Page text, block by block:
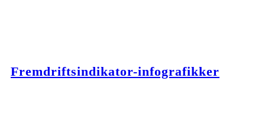
Fremdriftsindikator-infografikker